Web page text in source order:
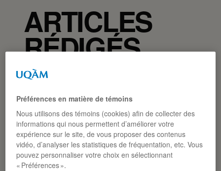
ARTICLES
RÉDIGÉS
PAR AMARA
RENDY
SOUMAHORO
Préférences en matière de témoins
Nous utilisons des témoins (cookies) afin de collecter des
informations qui nous permettent d’améliorer votre
expérience sur le site, de vous proposer des contenus
vidéo, d’analyser les statistiques de fréquentation, etc. Vous
pouvez personnaliser votre choix en sélectionnant
« Préférences ».